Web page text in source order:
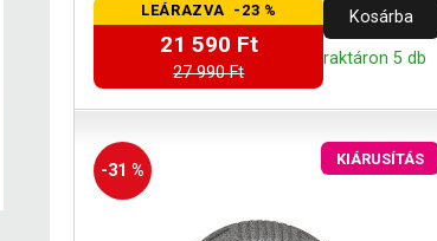
LEÁRAZVA -23 %
21 590 Ft
27 990 Ft
Kosárba
raktáron 5 db
-31 %
KIÁRUSÍTÁS